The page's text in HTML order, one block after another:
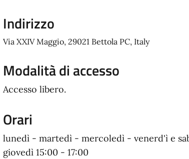
Indirizzo
Via XXIV Maggio, 29021 Bettola PC, Italy
Modalità di accesso
Accesso libero.
Orari
lunedì - martedì - mercoledì - venerd'ì e
giovedì 15:00 - 17:00